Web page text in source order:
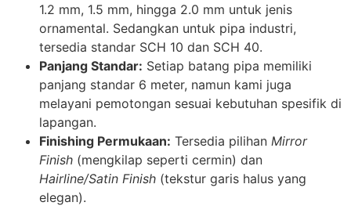
1.2 mm, 1.5 mm, hingga 2.0 mm untuk jenis
ornamental. Sedangkan untuk pipa industri,
tersedia standar SCH 10 dan SCH 40.
Panjang Standar: Setiap batang pipa memiliki
panjang standar 6 meter, namun kami juga
melayani pemotongan sesuai kebutuhan spesifik di
lapangan.
Finishing Permukaan: Tersedia pilihan Mirror
Finish (mengkilap seperti cermin) dan
Hairline/Satin Finish (tekstur garis halus yang
elegan).